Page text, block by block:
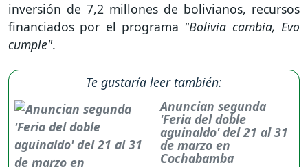
inversión de 7,2 millones de bolivianos, recursos
financiados por el programa "Bolivia cambia, Evo
cumple".
Te gustaría leer también:
Anuncian segunda
'Feria del doble
aguinaldo' del 21 al 31
de marzo en
Cochabamba